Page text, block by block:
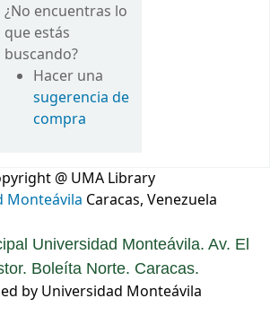
¿No encuentras lo
que estás
buscando?
Hacer una
sugerencia de
compra
@ UMA Library
Monteávila Caracas, Venezuela
Universidad Monteávila. Av. El
Boleíta Norte. Caracas.
by Universidad Monteávila